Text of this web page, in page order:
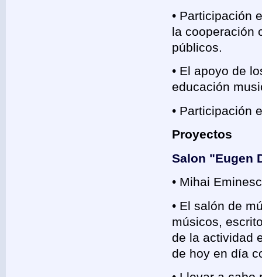
• Participación
la cooperación
públicos.
• El apoyo de
educación
• Participación
Proyectos
Salon "Eugen
• Mihai
• El salón de
músicos,
de la actividad
de hoy en día